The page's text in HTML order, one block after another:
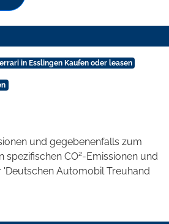
in Esslingen Kaufen oder leasen
und gegebenenfalls zum
spezifischen CO2-Emissionen und
Automobil Treuhand